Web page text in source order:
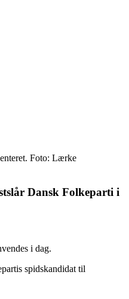
Foto: Lærke
Dansk Folkeparti i
i dag.
spidskandidat til